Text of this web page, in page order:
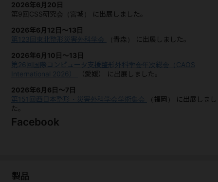
2026年6月20日
第9回CSS研究会（宮城）
に出展しました。
2026年6月12日～13日
第123回東北整形災害外科学会
（青森）
に出展しました。
2026年6月10日～13日
第26回国際コンピュータ支援整形外科学会年次総会（CAOS
International 2026）
（愛媛）
に出展しました。
2026年6月6日～7日
第151回西日本整形・災害外科学会学術集会
（福岡）
に出展しまし
た。
2026年5月27日～29日
2026年4月3日～4日
Facebook
製品